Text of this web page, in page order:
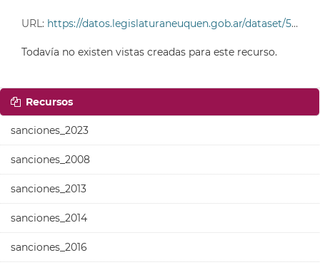
URL: https://datos.legislaturaneuquen.gob.ar/dataset/585c96da-4678-49cf-9ddc-e2c93214563b/resource/052dbf33-820b-417b-90ef-fd2803d6a615/download/tabla_sanciones_1966.csv
Todavía no existen vistas creadas para este recurso.
Recursos
sanciones_2023
sanciones_2008
sanciones_2013
sanciones_2014
sanciones_2016